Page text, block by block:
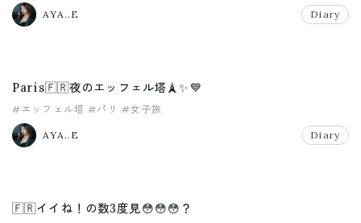
AYA..E Diary
Paris🇫🇷夜のエッフェル塔🗼✨💙
#エッフェル塔 #パリ #女子旅
AYA..E Diary
🇫🇷イイね！の数3度見😳😳😳？